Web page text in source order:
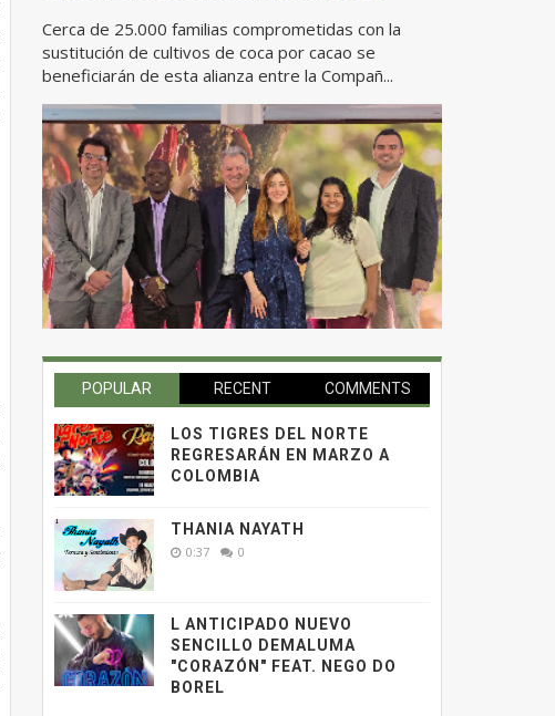
Cerca de 25.000 familias comprometidas con la
sustitución de cultivos de coca por cacao se
beneficiarán de esta alianza entre la Compañ...
POPULAR RECENT COMMENTS
LOS TIGRES DEL NORTE
REGRESARÁN EN MARZO A
COLOMBIA
THANIA NAYATH
0:37 0
L ANTICIPADO NUEVO
SENCILLO DEMALUMA
"CORAZÓN" FEAT. NEGO DO
BOREL